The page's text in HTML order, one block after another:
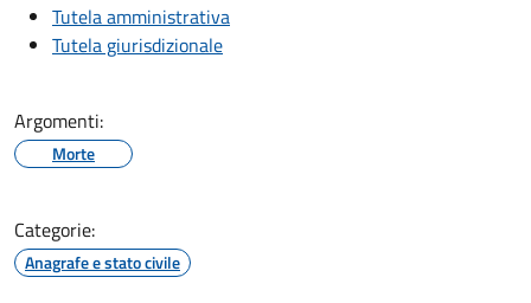
Tutela amministrativa
Tutela giurisdizionale
Argomenti:
Morte
Categorie:
Anagrafe e stato civile